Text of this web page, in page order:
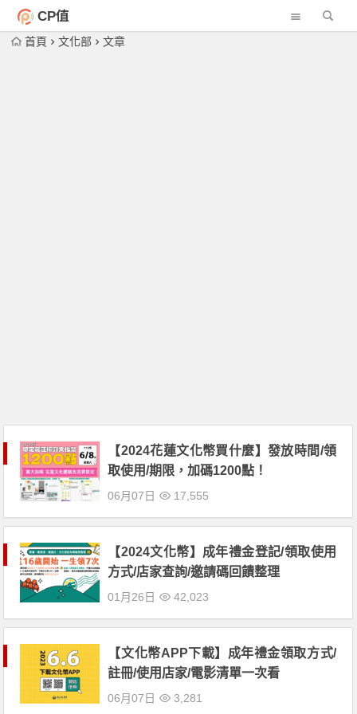
CP值
首頁 文化部 文章
【2024花蓮文化幣買什麼】發放時間/領
取使用/期限，加碼1200點！
06月07日 17,555
【2024文化幣】成年禮金登記/領取使用
方式/店家查詢/邀請碼回饋整理
01月26日 42,023
【文化幣APP下載】成年禮金領取方式/
註冊/使用店家/電影清單一次看
06月07日 3,281